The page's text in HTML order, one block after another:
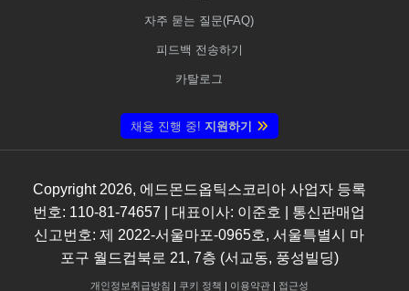
자주 묻는 질문(FAQ)
피드백 전송하기
카탈로그
채용 진행 중! 지원하기
Copyright 2026, 에드몬드옵틱스코리아 사업자 등록
번호: 110-81-74657 | 대표이사: 이준호 | 통신판매업
신고번호: 제 2022-서울마포-0965호, 서울특별시 마
포구 월드컵북로 21, 7층 (서교동, 풍성빌딩)
개인정보취급방침 쿠키 정책 이용약관| 접근성